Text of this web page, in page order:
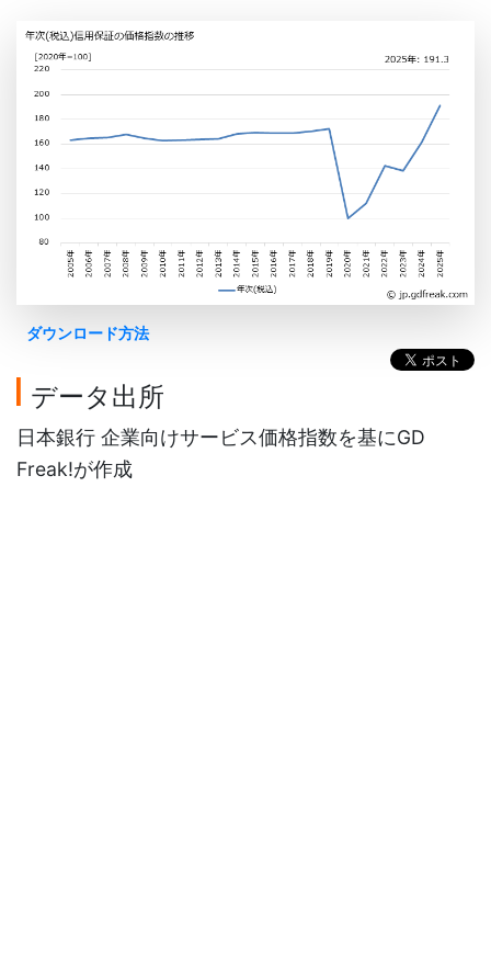
ダウンロード方法
データ出所
日本銀行 企業向けサービス価格指数を基にGD
Freak!が作成